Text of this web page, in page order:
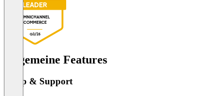
LEADER
OMNICHANNEL
COMMERCE
Q3/26
Allgemeine Features
Setup & Support